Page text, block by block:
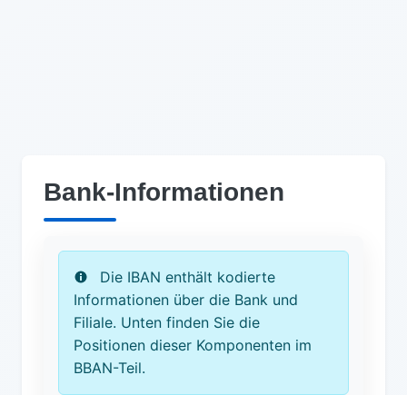
Bank-Informationen
Die IBAN enthält kodierte
Informationen über die Bank und
Filiale. Unten finden Sie die
Positionen dieser Komponenten im
BBAN-Teil.